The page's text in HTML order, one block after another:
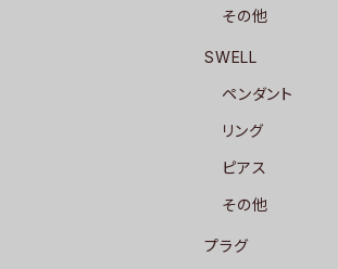
その他
SWELL
ペンダント
リング
ピアス
その他
プラグ